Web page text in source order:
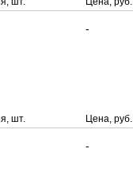
-
шт. Цена, руб.
-